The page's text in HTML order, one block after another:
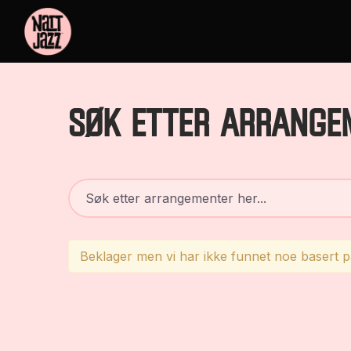
SØK ETTER
Beklager men vi har ikke funnet noe basert